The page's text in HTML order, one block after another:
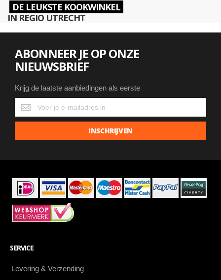
DE LEUKSTE KOOKWINKEL
IN REGIO UTRECHT
ABONNEER JE OP ONZE
NIEUWSBRIEF
Krijg de laatste aanbiedingen als eerste
Krijg
de
laatste
INSCHRIJVEN
SERVICE
Levering & Verzending